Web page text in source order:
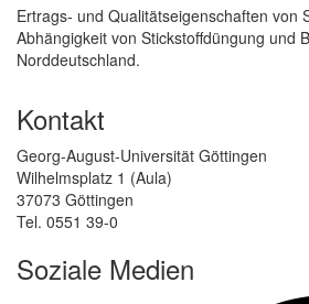
Ertrags- und Qualitätseigenschaften von
Abhängigkeit von Stickstoffdüngung und
Norddeutschland.
Kontakt
Georg-August-Universität Göttingen
Wilhelmsplatz 1 (Aula)
37073 Göttingen
Tel. 0551 39-0
Soziale Medien